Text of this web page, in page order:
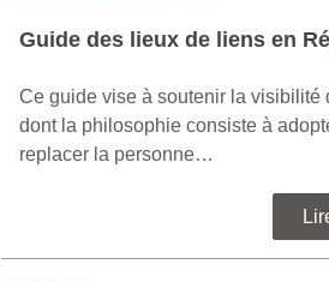
Guide des lieux de liens en
Ce guide vise à soutenir la
dont la philosophie consiste à
replacer la personne…